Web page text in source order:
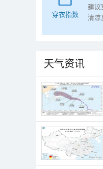
穿衣指数
建议
清凉
天气资讯